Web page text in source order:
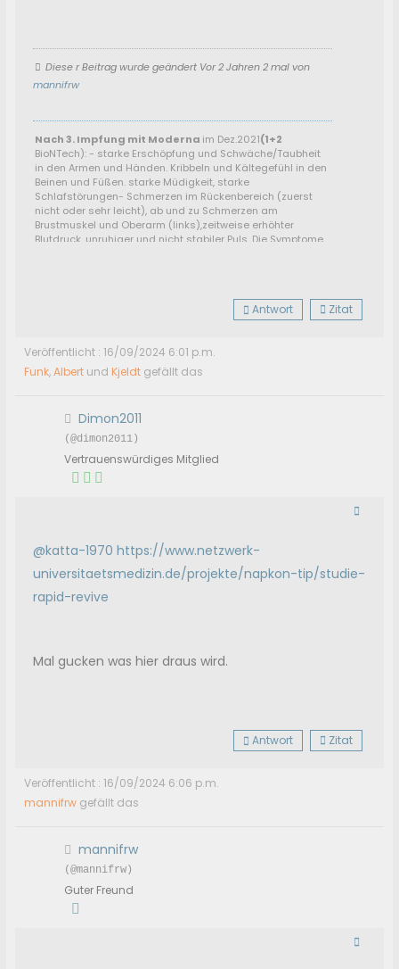
Diese r Beitrag wurde geändert Vor 2 Jahren 2 mal von
mannifrw
Nach 3. Impfung mit Moderna im Dez.2021(1+2
BioNTech):- starke Erschöpfung und Schwäche/Taubheit
in den Armen und Händen. Kribbeln und Kältegefühl in den
Beinen und Füßen. starke Müdigkeit, starke
Schlafstörungen- Schmerzen im Rückenbereich (zuerst
nicht oder sehr leicht), ab und zu Schmerzen am
Brustmuskel und Oberarm (links),zeitweise erhöhter
Blutdruck, unruhiger und nicht stabiler Puls. Die Symptome
mit Rückschlägen. Momentan: Noch öfters stärkere
Alle anderen Beschwerden sind
Derzeit keine so richtige Behandlung durch Ärzte
bzw. noch nicht den richtigen gefunden.
Antwort Zitat
Veröffentlicht : 16/09/2024 6:01 p.m.
Funk,Albert und Kjeldt gefällt das
Dimon2011
(@dimon2011)
Vertrauenswürdiges Mitglied
@katta-1970 https://www.netzwerk-
universitaetsmedizin.de/projekte/napkon-tip/studie-
rapid-revive
Mal gucken was hier draus wird.
Antwort Zitat
Veröffentlicht : 16/09/2024 6:06 p.m.
mannifrw gefällt das
mannifrw
(@mannifrw)
Guter Freund